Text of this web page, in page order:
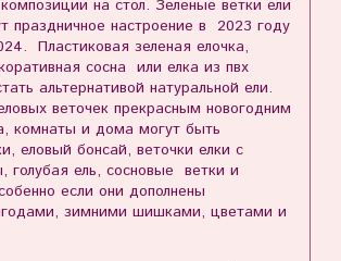
на стол. Зеленые ветки ели
праздничное настроение в 2023 году
Пластиковая зеленая елочка,
сосна или елка из пвх
альтернативой натуральной ели.
веточек прекрасным новогодним
комнаты и дома могут быть
еловый бонсай, веточки елки с
голубая ель, сосновые ветки и
если они дополнены
зимними шишками, цветами и